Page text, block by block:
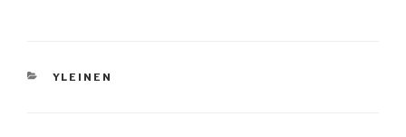
KATEGORIAT
YLEINEN